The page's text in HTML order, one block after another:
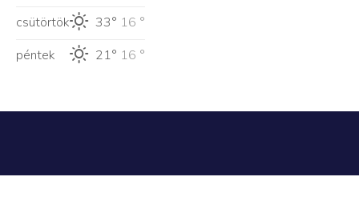
csütörtök
33° 16 °
péntek
21° 16 °